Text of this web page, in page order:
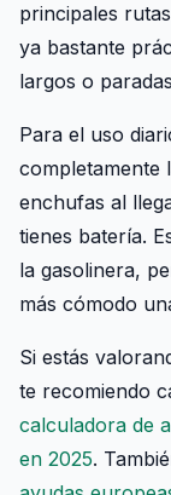
principales
ya bastante
largos o
Para el uso
completamente
enchufas al
tienes batería.
la gasolinera,
más cómodo
Si estás
te recomiendo
calculadora de
en 2025.